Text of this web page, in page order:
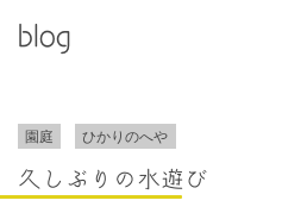
取り組み
生活の様子
朝のお集まりについて
blog
園庭 ひかりのへや
久しぶりの水遊び